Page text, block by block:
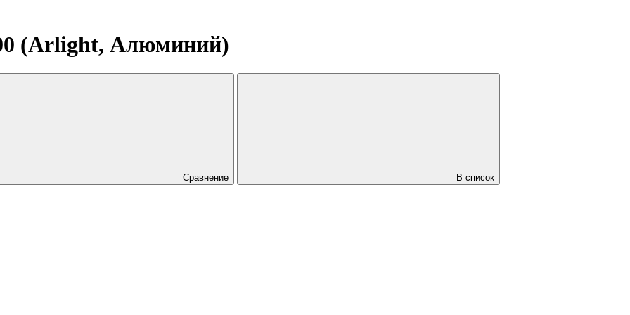
(Arlight, Алюминий)
Сравнение В список